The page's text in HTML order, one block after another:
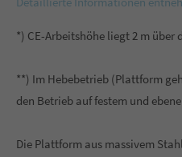
*) CE-Arbeitshöhe liegt 2 m über
**) Im Hebebetrieb (Plattform
den Betrieb auf festem und
Die Plattform aus massivem